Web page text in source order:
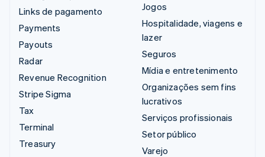
Links de pagamento
Payments
Payouts
Radar
Revenue Recognition
Stripe Sigma
Tax
Terminal
Treasury
Jogos
Hospitalidade, viagens e
lazer
Seguros
Mídia e entretenimento
Organizações sem fins
lucrativos
Serviços profissionais
Setor público
Varejo